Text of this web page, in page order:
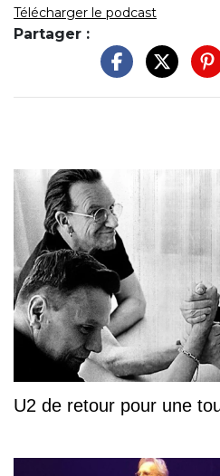
Télécharger le podcast
Partager :
U2 de retour pour une